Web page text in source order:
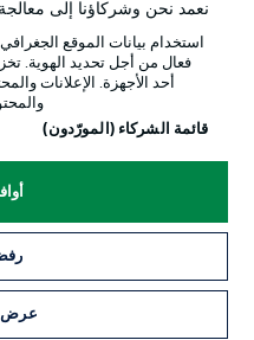
إدارة التفضيلات
الوظائف
نعمد نحن وشركاؤنا إلى معالجة
استخدام بيانات الموقع
فعال من أجل تحديد الهوية.
أحد الأجهزة. الإعلانات
قائمة الشركاء (المورّدون)
عرض